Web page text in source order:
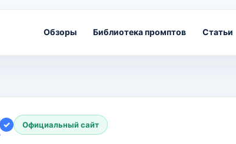
Обзоры Библиотека промптов Статьи
✓ Официальный сайт